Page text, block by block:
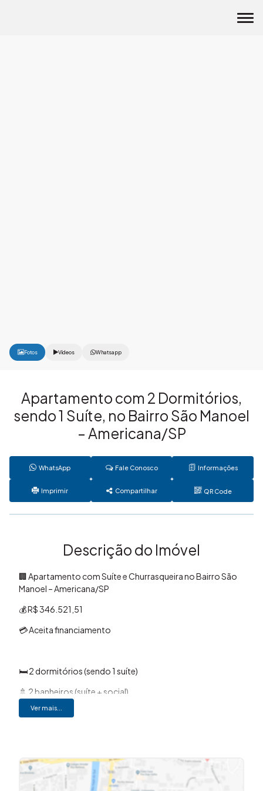
Fotos Vídeos Whatsapp
Apartamento com 2 Dormitórios,
sendo 1 Suíte, no Bairro São Manoel
– Americana/SP
WhatsApp Fale Conosco Informações
Imprimir Compartilhar QR Code
Descrição do Imóvel
🏢 Apartamento com Suíte e Churrasqueira no Bairro São
Manoel – Americana/SP
💰 R$ 346.521,51
💳 Aceita financiamento
🛏️ 2 dormitórios (sendo 1 suíte)
🚿 2 banheiros (suíte + social)
🚗 1 vaga de garagem
🍖 Sacada com churrasqueira
Ver mais...